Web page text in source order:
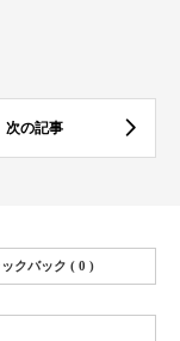
ックバック ( 0 )